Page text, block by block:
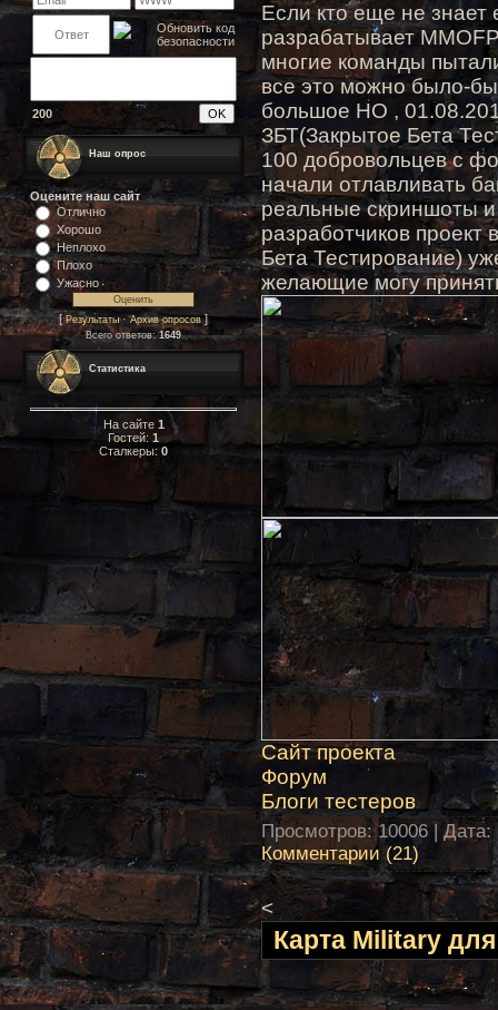
200
Наш опрос
Оцените наш сайт
Отлично
Хорошо
Неплохо
Плохо
Ужасно
[Результаты·Архив опросов]
Всего ответов:1649
Статистика
На сайте 1
Гостей: 1
Сталкеры: 0
Если кто еще не знает
разрабатывает
многие команды
все это можно было-
большое НО ,
ЗБТ(Закрытое Бета
100 добровольцев с
начали отлавливать
реальные скриншоты
разработчиков
Бета Тестирование)
желающие могу
Сайт проекта
Форум
Блоги тестеров
Просмотров: 10006 | Дата:
Комментарии (21)
<
Карта Military